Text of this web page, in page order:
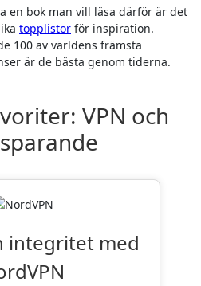
en bok man vill läsa därför är det
topplistor för inspiration.
100 av världens främsta
är de bästa genom tiderna.
VPN och
integritet med